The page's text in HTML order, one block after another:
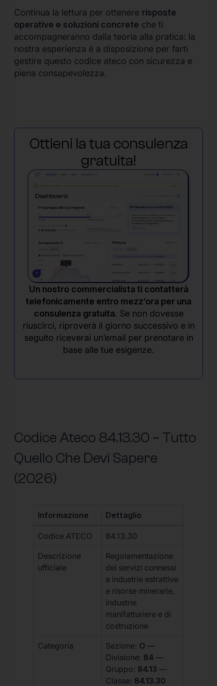
Continua la lettura per ottenere risposte
operative e soluzioni concrete che ti
accompagneranno dalla teoria alla pratica: la
nostra esperienza è a disposizione per farti
gestire questo codice ateco con sicurezza e
piena consapevolezza.
Ottieni la tua consulenza
gratuita!
Un nostro commercialista ti contatterà
telefonicamente entro mezz’ora per una
consulenza gratuita. Se non dovesse
riuscirci, riproverà il giorno successivo e in
seguito riceverai un’email per prenotare in
base alle tue esigenze.
Codice Ateco 84.13.30 – Tutto
Quello Che Devi Sapere
(2026)
Informazione Dettaglio
Codice ATECO 84.13.30
Descrizione
ufficiale
Regolamentazione
dei servizi connessi
a industrie estrattive
e risorse minerarie,
industrie
manifatturiere e di
costruzione
Categoria Sezione: O —
Divisione: 84 —
Gruppo: 84.13 —
Classe: 84.13.30